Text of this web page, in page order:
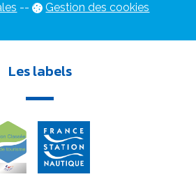
-- Gestion des cookies
Les labels